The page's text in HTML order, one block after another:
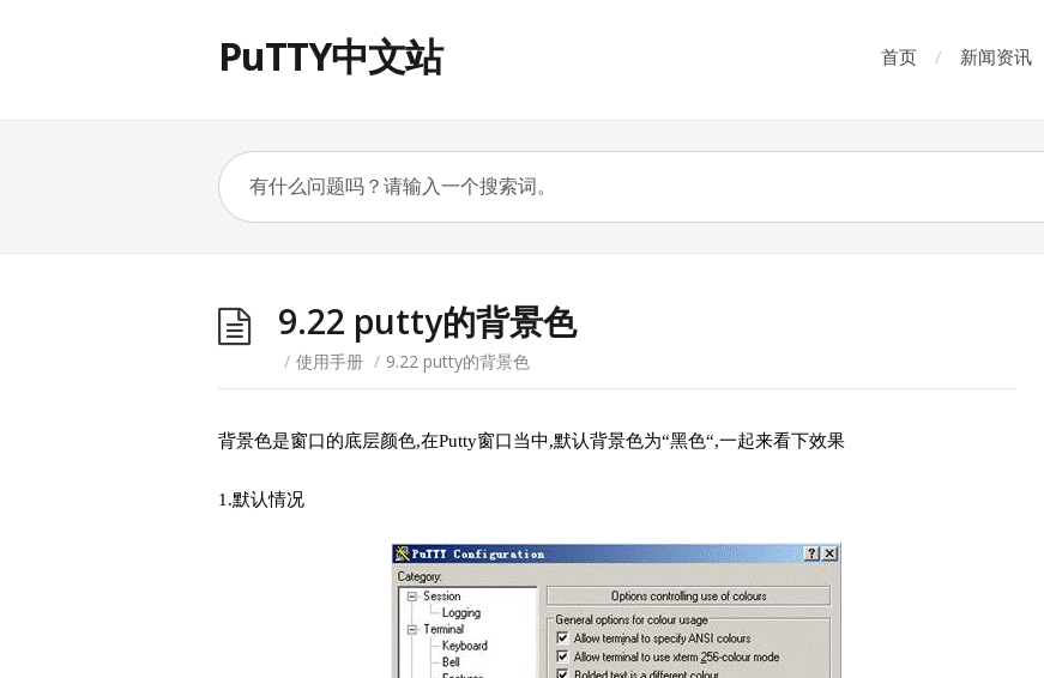
PuTTY中文站 首页 新闻资讯
9.22 putty的背景色
/ 使用手册 / 9.22 putty的背景色
背景色是窗口的底层颜色,在Putty窗口当中,默认背景色为“黑色“,一起来看下效果
1.默认情况